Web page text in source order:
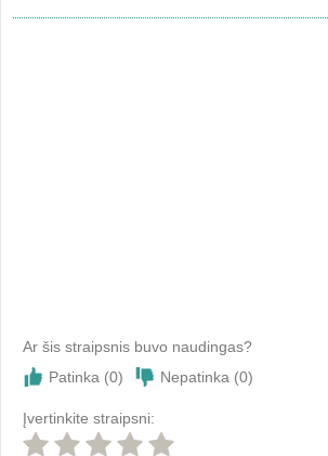
Ar šis straipsnis buvo naudingas?
Patinka (0) Nepatinka (0)
Įvertinkite straipsni: